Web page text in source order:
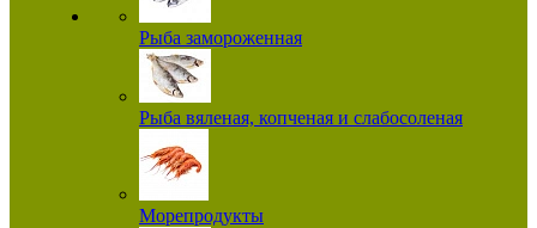
Рыба замороженная
Рыба вяленая, копченая и слабосоленая
Морепродукты